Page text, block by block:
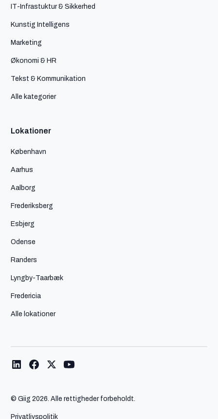
IT-Infrastuktur & Sikkerhed
Kunstig Intelligens
Marketing
Økonomi & HR
Tekst & Kommunikation
Alle kategorier
Lokationer
København
Aarhus
Aalborg
Frederiksberg
Esbjerg
Odense
Randers
Lyngby-Taarbæk
Fredericia
Alle lokationer
© Giig2026. Alle rettigheder forbeholdt.
Privatlivspolitik